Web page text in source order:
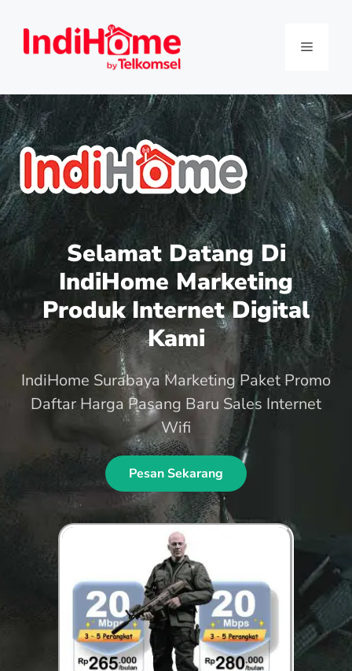
Selamat Datang Di
IndiHome Marketing
Produk Internet Digital
Kami
IndiHome Surabaya Marketing Paket Promo
Daftar Harga Pasang Baru Sales Internet
Wifi
Pesan Sekarang